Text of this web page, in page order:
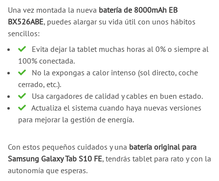
Una vez montada la nueva batería de 8000mAh EB
BX526ABE, puedes alargar su vida útil con unos hábitos
sencillos:
Evita dejar la tablet muchas horas al 0% o siempre al
100% conectada.
No la expongas a calor intenso (sol directo, coche
cerrado, etc.).
Usa cargadores de calidad y cables en buen estado.
Actualiza el sistema cuando haya nuevas versiones
para mejorar la gestión de energía.
Con estos pequeños cuidados y una batería original para
Samsung Galaxy Tab S10 FE, tendrás tablet para rato y con la
autonomía que esperas.